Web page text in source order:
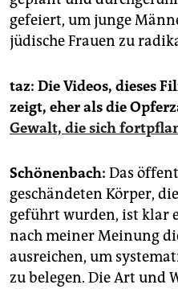
gefeiert, um junge
jüdische Frauen zu
taz: Die Videos, dieses
zeigt, eher als die
Gewalt, die sich
Schönenbach: Das
geschändeten Körper,
geführt wurden, ist klar
nach meiner Meinung
ausreichen, um
zu belegen. Die Art und